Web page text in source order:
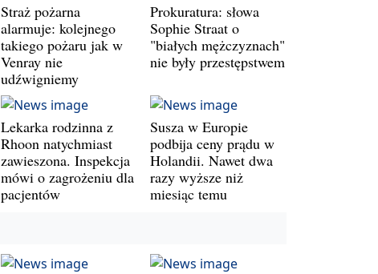
Straż pożarna
alarmuje: kolejnego
takiego pożaru jak w
Venray nie
udźwigniemy
Prokuratura: słowa
Sophie Straat o
"białych mężczyznach"
nie były przestępstwem
Lekarka rodzinna z
Rhoon natychmiast
zawieszona. Inspekcja
mówi o zagrożeniu dla
pacjentów
Susza w Europie
podbija ceny prądu w
Holandii. Nawet dwa
razy wyższe niż
miesiąc temu